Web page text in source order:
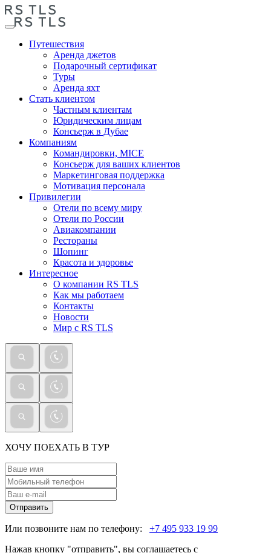
Путешествия
Аренда джетов
Подарочный сертификат
Туры
Аренда яхт
Стать клиентом
Частным клиентам
Юридическим лицам
Консьерж в Дубае
Компаниям
Командировки, MICE
Консьерж для ваших клиентов
Маркетинговая поддержка
Мотивация персонала
Привилегии
Отели по всему миру
Отели по России
Авиакомпании
Рестораны
Шопинг
Красота и здоровье
Интересное
О компании RS TLS
Как мы работаем
Контакты
Новости
Мир с RS TLS
ХОЧУ ПОЕХАТЬ В ТУР
Отправить
Или позвоните нам по телефону: +7 495 933 19 99
Нажав кнопку "отправить", вы соглашаетесь с